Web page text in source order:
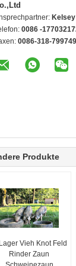
Kelsey
0086 -
0086-318-
Produkte
Vieh Knot Feld
Rinder Zaun